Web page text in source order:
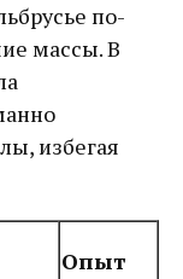
по-
массы. В
избегая
Опыт